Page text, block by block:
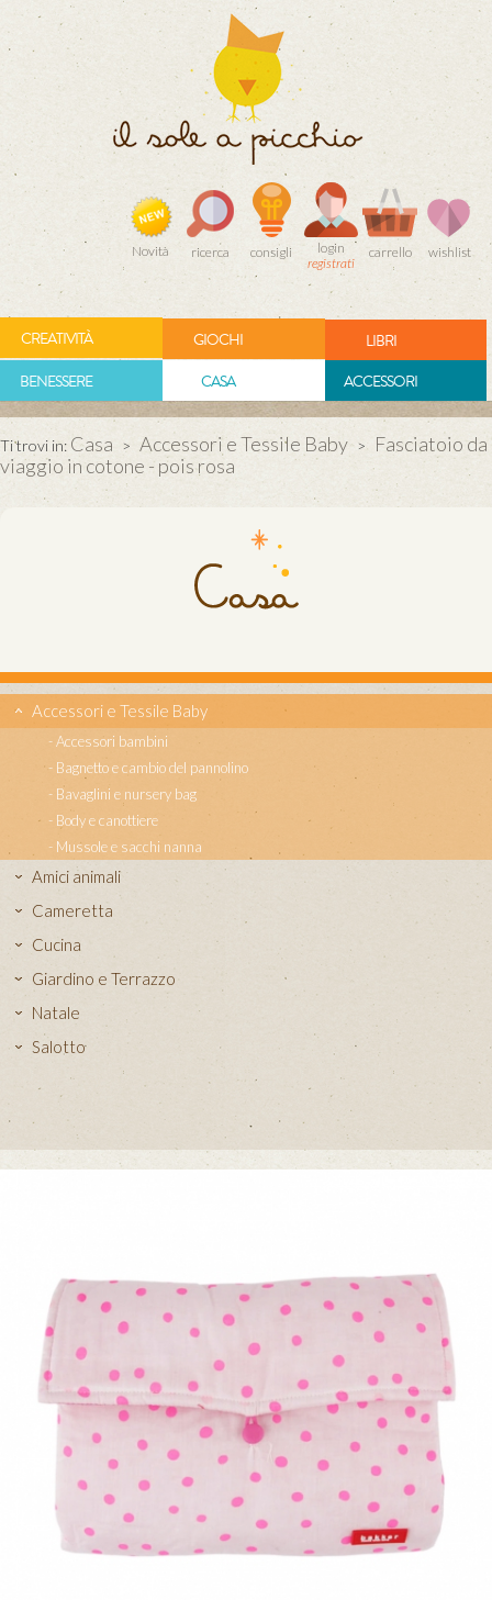
Novità ricerca consigli
login
registrati
carrello wishlist
CREATIVITÀ GIOCHI
LIBRI
BENESSERE
CASA ACCESSORI
Ti trovi in: Casa > Accessori e Tessile Baby > Fasciatoio da
viaggio in cotone - pois rosa
Accessori e Tessile Baby
Accessori bambini
Bagnetto e cambio del pannolino
Bavaglini e nursery bag
Body e canottiere
Mussole e sacchi nanna
Amici animali
Cameretta
Cucina
Giardino e Terrazzo
Natale
Salotto